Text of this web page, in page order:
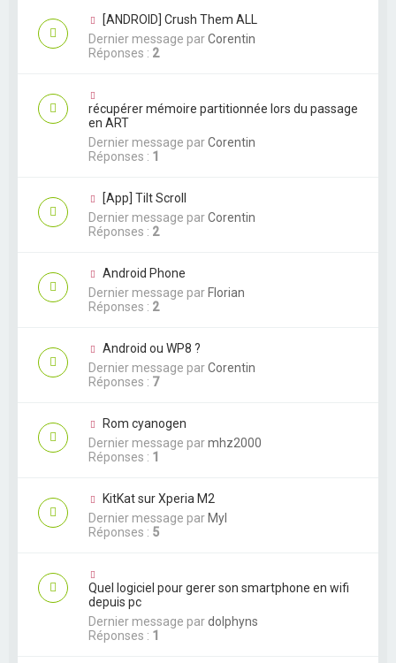
[ANDROID] Crush Them ALL
Dernier message parCorentin
Réponses : 2
récupérer mémoire partitionnée lors du passage
en ART
Dernier message parCorentin
Réponses : 1
[App] Tilt Scroll
Dernier message parCorentin
Réponses : 2
Android Phone
Dernier message parFlorian
Réponses : 2
Android ou WP8 ?
Dernier message parCorentin
Réponses : 7
Rom cyanogen
Dernier message parmhz2000
Réponses : 1
KitKat sur Xperia M2
Dernier message parMyl
Réponses : 5
Quel logiciel pour gerer son smartphone en wifi
depuis pc
Dernier message pardolphyns
Réponses : 1